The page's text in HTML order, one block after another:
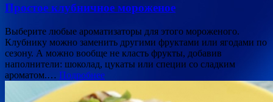
Простое клубничное мороженое
Выберите любые ароматизаторы для этого мороженого.
Клубнику можно заменить другими фруктами или ягодами по
сезону. А можно вообще не класть фрукты, добавив
наполнители: шоколад, цукаты или специи со сладким
ароматом.… Подробнее